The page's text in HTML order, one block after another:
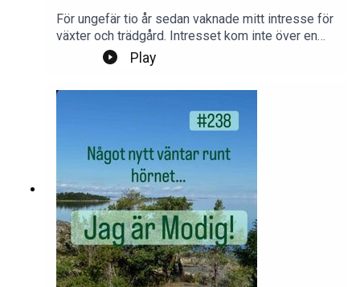
För ungefär tio år sedan vaknade mitt intresse för
växter och trädgård. Intresset kom inte över en
natt. Det smög sig på försiktigt.Foto:
PrivatProduktion, redigering och klipp: Heli
instagram.com/jagarmodig/
Play